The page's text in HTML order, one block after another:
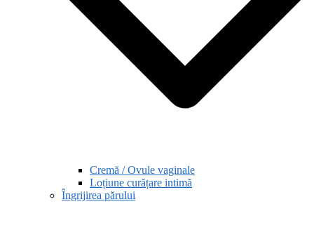
Cremă / Ovule vaginale
Loțiune curățare intimă
Îngrijirea părului